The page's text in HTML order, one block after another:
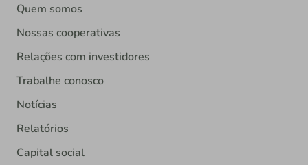
Quem somos
Nossas cooperativas
Relações com investidores
Trabalhe conosco
Notícias
Relatórios
Capital social